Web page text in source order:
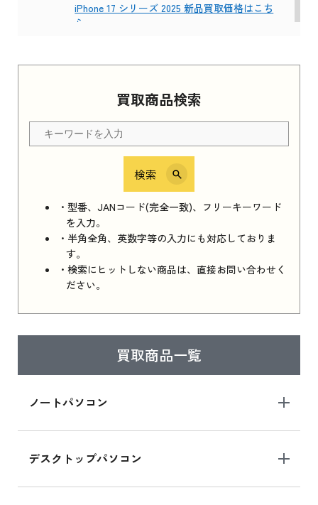
買取商品検索
検索
・型番、JANコード(完全一致)、フリーキーワード
を入力。
・半角全角、英数字等の入力にも対応しておりま
す。
・検索にヒットしない商品は、直接お問い合わせく
ださい。
買取商品一覧
ノートパソコン
デスクトップパソコン
iPhone 17 シリーズ 2025 新品買取価格はこち
ら
Apple Watch Series 11 2025 新品買取価格はこ
ちら
iPhone 16e シリーズ 2025
iPhone 16e シリーズ 2025 新品買取価格はこち
ら
iPad 11インチ 2025年春モデル
はこちら
ら
iPad mini シリーズ 2024
iPad mini 8.3インチ の新品買取価格